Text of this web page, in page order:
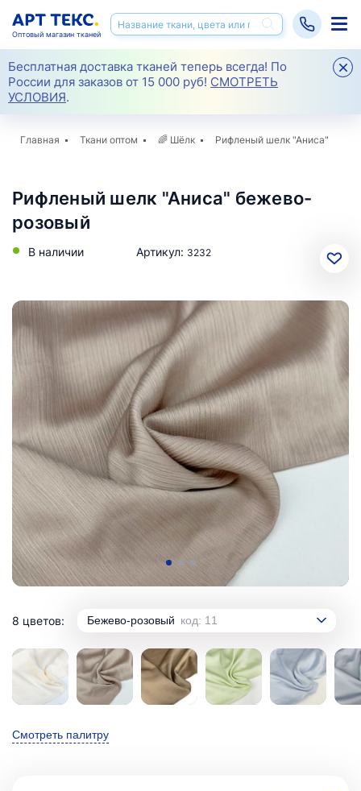
Бесплатная доставка тканей теперь всегда! По
России для заказов от 15 000 руб! СМОТРЕТЬ
УСЛОВИЯ.
Оптовый магазин тканей
Главная Ткани оптом 🌈 Шёлк Рифленый шелк "Аниса"
Рифленый шелк "Аниса" бежево-
розовый
В наличии Артикул: 3232
8 цветов: Бежево-розовый код: 11
Смотреть палитру